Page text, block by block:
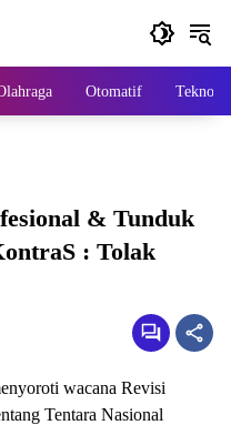
Otomatif Tekno
& Tunduk
: Tolak
wacana Revisi
Tentara Nasional